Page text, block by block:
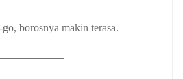
borosnya makin terasa.